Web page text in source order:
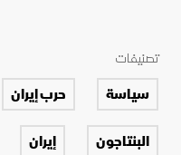
تصنيفات
سياسة حرب إيران
البنتاجون
إيران